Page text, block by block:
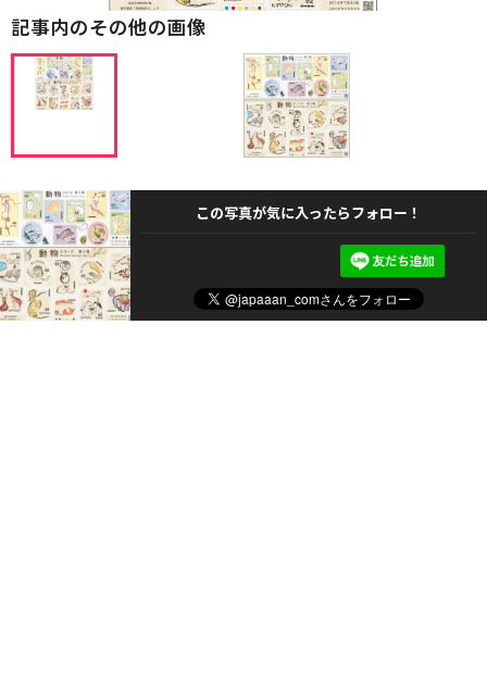
記事内のその他の画像
この写真が気に入ったらフォロー！